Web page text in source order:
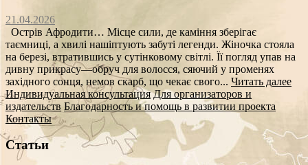
21.04.2026
Острів Афродити… Місце сили, де каміння зберігає
таємниці, а хвилі нашіптують забуті легенди. Жіночка стояла
на березі, втратившись у сутінковому світлі. Її погляд упав на
дивну прикрасу—обруч для волосся, сяючий у променях
західного сонця, немов скарб, що чекає свого... Читать далее
Индивидуальная консультация Для организаторов и
издательств Благодарность и помощь в развитии проекта
Контакты
Статьи